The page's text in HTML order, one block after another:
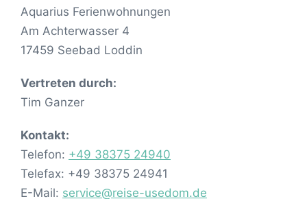
Aquarius Ferienwohnungen
Am Achterwasser 4
17459 Seebad Loddin
Vertreten durch:
Tim Ganzer
Kontakt:
Telefon: +49 38375 24940
Telefax: +49 38375 24941
E-Mail: service@reise-usedom.de